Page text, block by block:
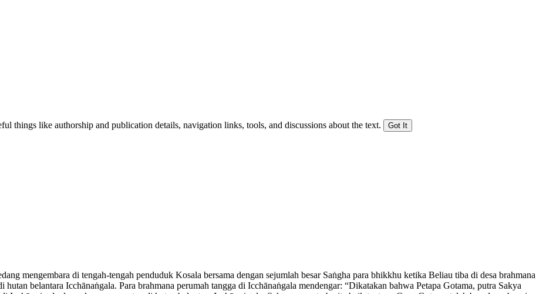
things like authorship and publication details, navigation links, tools, and discussions about the text. Got It
mengembara di tengah-tengah penduduk Kosala bersama dengan sejumlah besar Saṅgha para bhikkhu ketika Beliau tiba di desa brahmana
belantara Icchānaṅgala. Para brahmana perumah tangga di Icchānaṅgala mendengar: “Dikatakan bahwa Petapa Gotama, putra Sakya